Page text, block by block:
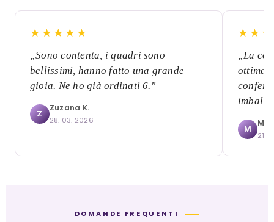
★★★★★
„Sono contenta, i quadri sono
bellissimi, hanno fatto una grande
gioia. Ne ho già ordinati 6."
Z
Zuzana K.
28. 03. 2026
„La
ottima,
M
21.
DOMANDE FREQUENTI